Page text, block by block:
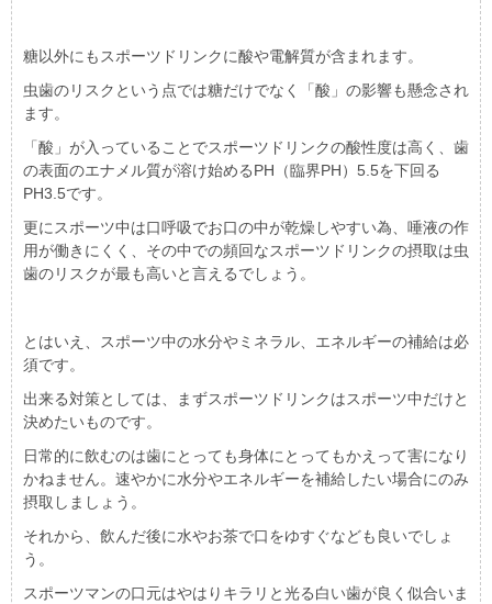
糖以外にもスポーツドリンクに酸や電解質が含まれます。
虫歯のリスクという点では糖だけでなく「酸」の影響も懸念され
ます。
「酸」が入っていることでスポーツドリンクの酸性度は高く、歯
の表面のエナメル質が溶け始めるPH（臨界PH）5.5を下回る
PH3.5です。
更にスポーツ中は口呼吸でお口の中が乾燥しやすい為、唾液の作
用が働きにくく、その中での頻回なスポーツドリンクの摂取は虫
歯のリスクが最も高いと言えるでしょう。
とはいえ、スポーツ中の水分やミネラル、エネルギーの補給は必
須です。
出来る対策としては、まずスポーツドリンクはスポーツ中だけと
決めたいものです。
日常的に飲むのは歯にとっても身体にとってもかえって害になり
かねません。速やかに水分やエネルギーを補給したい場合にのみ
摂取しましょう。
それから、飲んだ後に水やお茶で口をゆすぐなども良いでしょ
う。
スポーツマンの口元はやはりキラリと光る白い歯が良く似合いま